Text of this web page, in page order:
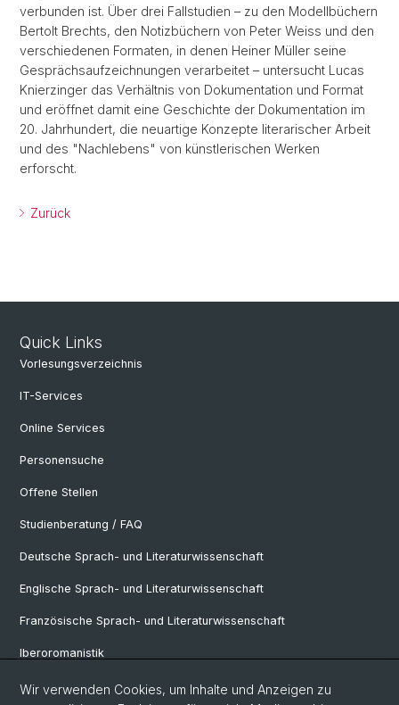
verbunden ist. Über drei Fallstudien – zu den Modellbüchern
Bertolt Brechts, den Notizbüchern von Peter Weiss und den
verschiedenen Formaten, in denen Heiner Müller seine
Gesprächsaufzeichnungen verarbeitet – untersucht Lucas
Knierzinger das Verhältnis von Dokumentation und Format
und eröffnet damit eine Geschichte der Dokumentation im
20. Jahrhundert, die neuartige Konzepte literarischer Arbeit
und des "Nachlebens" von künstlerischen Werken
erforscht.
Zurück
Quick Links
Vorlesungsverzeichnis
IT-Services
Online Services
Personensuche
Offene Stellen
Studienberatung / FAQ
Deutsche Sprach- und Literaturwissenschaft
Englische Sprach- und Literaturwissenschaft
Französische Sprach- und Literaturwissenschaft
Iberoromanistik
Italianistik
Wir verwenden Cookies, um Inhalte und Anzeigen zu